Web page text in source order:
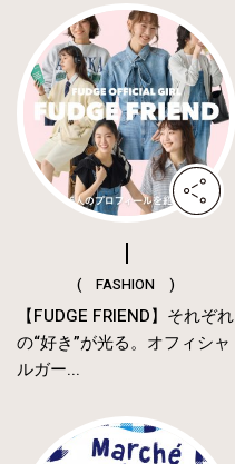
( FASHION )
【FUDGE FRIEND】それぞれ
の“好き”が光る。オフィシャ
ルガー...